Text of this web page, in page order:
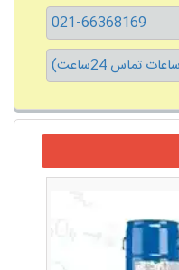
021-66368169